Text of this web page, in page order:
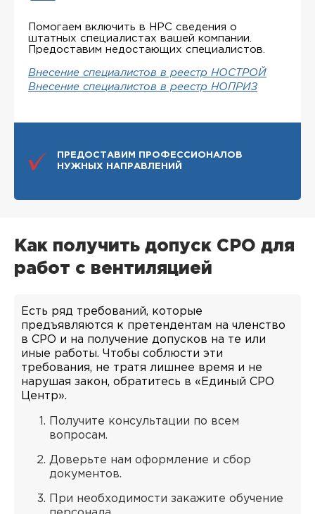
Помогаем включить в НРС сведения о
штатных специалистах вашей компании.
Предоставим недостающих специалистов.
Внесение специалистов в реестр НОСТРОЙ
Внесение специалистов в реестр НОПРИЗ
ПРЕДОСТАВИМ ПРОФЕССИОНАЛОВ
НУЖНЫХ НАПРАВЛЕНИЙ
Как получить допуск СРО для
работ с вентиляцией
Есть ряд требований, которые
предъявляются к претендентам на членство
в СРО и на получение допусков на те или
иные работы. Чтобы соблюсти эти
требования, не тратя лишнее время и не
нарушая закон, обратитесь в «Единый СРО
Центр».
Получите консультации по всем
вопросам.
Доверьте нам оформление и сбор
документов.
При необходимости закажите обучение